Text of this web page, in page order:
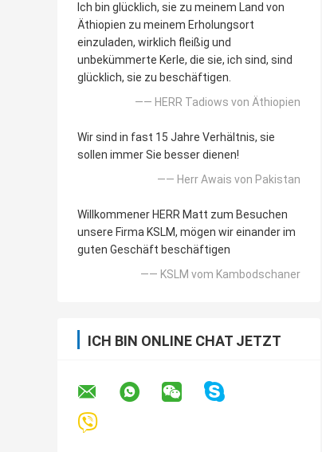
Ich bin glücklich, sie zu meinem Land von
Äthiopien zu meinem Erholungsort
einzuladen, wirklich fleißig und
unbekümmerte Kerle, die sie, ich sind, sind
glücklich, sie zu beschäftigen.
—— HERR Tadiows von Äthiopien
Wir sind in fast 15 Jahre Verhältnis, sie
sollen immer Sie besser dienen!
—— Herr Awais von Pakistan
Willkommener HERR Matt zum Besuchen
unsere Firma KSLM, mögen wir einander im
guten Geschäft beschäftigen
—— KSLM vom Kambodschaner
ICH BIN ONLINE CHAT JETZT